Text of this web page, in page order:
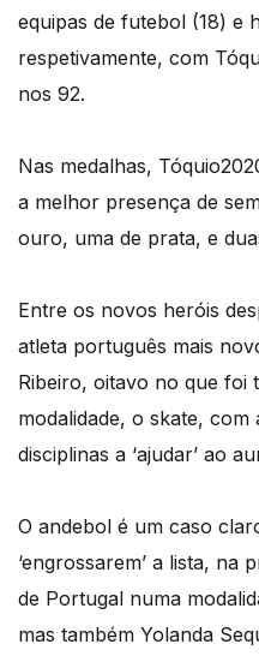
equipas de futebol (18) e
respetivamente, com
nos 92.
Nas medalhas,
a melhor presença de
ouro, uma de prata, e
Entre os novos heróis
atleta português mais
Ribeiro, oitavo no que foi
modalidade, o skate, com
disciplinas a ‘ajudar’ ao
O andebol é um caso
‘engrossarem’ a lista, na
de Portugal numa
mas também Yolanda